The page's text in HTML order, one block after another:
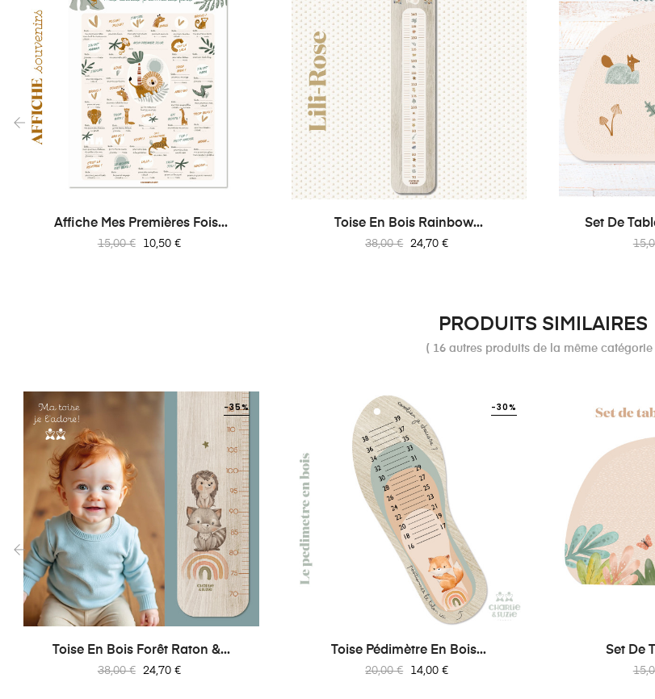
Affiche Mes Premières Fois...
Prix
15,00 € Prix
10,50 €
Toise En Bois Rainbow...
Prix
38,00 € Prix
24,70 €
Set De
Prix
PRODUITS SIMILAIRES
( 16 autres produits de la même catégorie
Toise En Bois Forêt Raton &...
Prix
38,00 €
-35%
Prix
24,70 €
Toise Pédimètre En Bois...
Prix
20,00 €
-30%
Prix
14,00 €
Set De
Prix